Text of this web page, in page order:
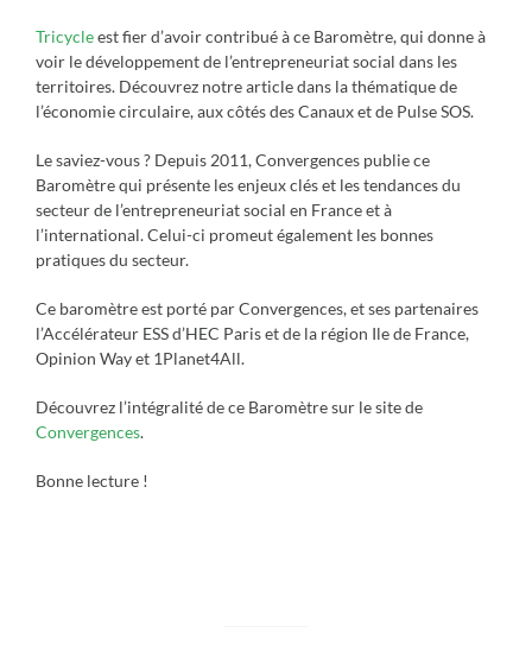
Tricycleest fier d’avoir contribué à ce Baromètre, qui donne à
voir le développement de l’entrepreneuriat social dans les
territoires. Découvrez notre article dans la thématique de
l’économie circulaire, aux côtés des Canaux et de Pulse SOS.
Le saviez-vous ? Depuis 2011, Convergences publie ce
Baromètre qui présente les enjeux clés et les tendances du
secteur de l’entrepreneuriat social en France et à
l’international. Celui-ci promeut également les bonnes
pratiques du secteur.
Ce baromètre est porté par Convergences, et ses partenaires
l’Accélérateur ESS d’HEC Paris et de la région Ile de France,
Opinion Way et 1Planet4All.
Découvrez l’intégralité de ce Baromètre sur le site de
Convergences.
Bonne lecture !